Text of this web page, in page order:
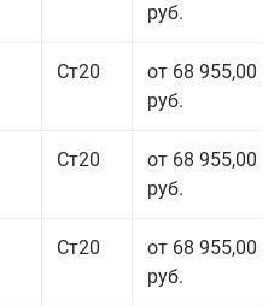
руб.
Ст20
от 68 955,00
руб.
Ст20
от 68 955,00
руб.
Ст20
от 68 955,00
руб.